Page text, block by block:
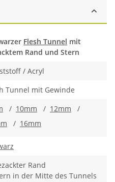
Flesh Tunnel mit
Rand und Stern
/ Acryl
Tunnel mit Gewinde
/ 10mm / 12mm
/
/ 16mm
Rand
in der Mitte des Tunnels